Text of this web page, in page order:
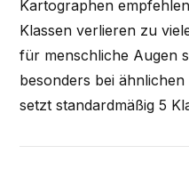
Kartographen
Klassen verlieren zu
für menschliche Augen
besonders bei
setzt standardmäßig 5